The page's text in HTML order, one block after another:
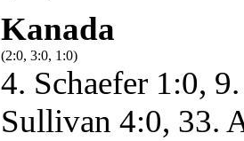
Kanada
(2:0, 3:0, 1:0)
4. Schaefer 1:0,
Sullivan 4:0, 33.